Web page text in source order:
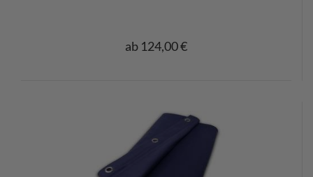
ab 124,00 €